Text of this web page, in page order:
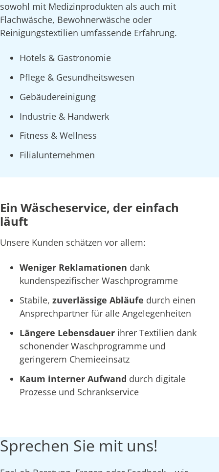
sowohl mit Medizinprodukten als auch mit
Flachwäsche, Bewohnerwäsche oder
Reinigungstextilien umfassende Erfahrung.
Hotels & Gastronomie
Pflege & Gesundheitswesen
Gebäudereinigung
Industrie & Handwerk
Fitness & Wellness
Filialunternehmen
Ein Wäscheservice, der einfach
läuft
Unsere Kunden schätzen vor allem:
Weniger Reklamationen dank
kundenspezifischer Waschprogramme
Stabile, zuverlässige Abläufe durch einen
Ansprechpartner für alle Angelegenheiten
Längere Lebensdauer ihrer Textilien dank
schonender Waschprogramme und
geringerem Chemieeinsatz
Kaum interner Aufwand durch digitale
Prozesse und Schrankservice
Sprechen Sie mit uns!